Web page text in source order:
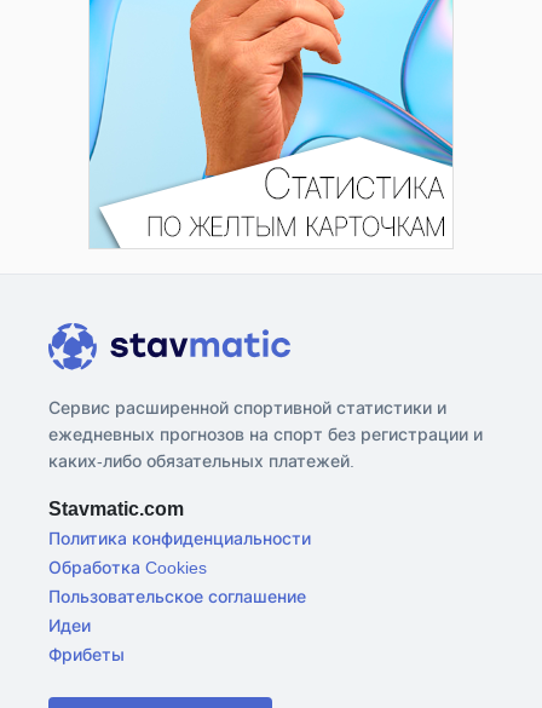
Сервис расширенной спортивной статистики и
ежедневных прогнозов на спорт без регистрации и
каких-либо обязательных платежей.
Stavmatic.com
Политика конфиденциальности
Обработка Cookies
Пользовательское соглашение
Идеи
Фрибеты